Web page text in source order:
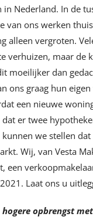
Nederland. In de
van ons werken
alleen vergroten.
verhuizen, maar de
moeilijker dan
ons graag hun
een nieuwe
er twee
we stellen
Wij, van Vesta
een
Laat ons u
hogere opbrengst